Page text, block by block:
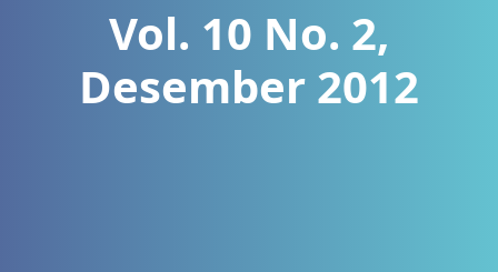
Vol. 10 No. 2,
Desember 2012